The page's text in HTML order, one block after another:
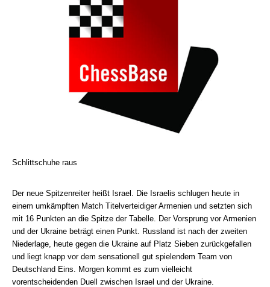
Schlittschuhe raus
Der neue Spitzenreiter heißt Israel. Die Israelis schlugen heute in
einem umkämpften Match Titelverteidiger Armenien und setzten sich
mit 16 Punkten an die Spitze der Tabelle. Der Vorsprung vor Armenien
und der Ukraine beträgt einen Punkt. Russland ist nach der zweiten
Niederlage, heute gegen die Ukraine auf Platz Sieben zurückgefallen
und liegt knapp vor dem sensationell gut spielendem Team von
Deutschland Eins. Morgen kommt es zum vielleicht
vorentscheidenden Duell zwischen Israel und der Ukraine.